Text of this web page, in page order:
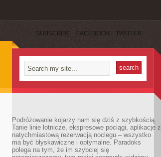
SUBSCRIBE FACEBOOK TWITTER
Podróżowanie kojarzy nam się dziś z szybkością.
Tanie linie lotnicze, ekspresowe pociągi, aplikacje z
natychmiastową rezerwacją noclegu – wszystko
ma być błyskawiczne i optymalne. Paradoks
polega na tym, że im szybciej się